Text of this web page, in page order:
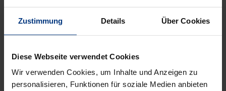
Zustimmung Details Über Cookies
Diese Webseite verwendet Cookies
Wir verwenden Cookies, um Inhalte und Anzeigen zu
personalisieren, Funktionen für soziale Medien anbieten
Bankenstrukturreformen und die Rolle von Banken-
Prices include VAT. Depending on the delivery address, VAT
may vary at checkout.